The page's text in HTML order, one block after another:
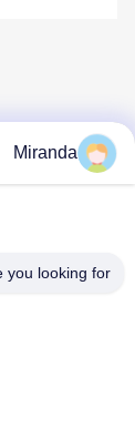
آدرس
Miranda
looking for?